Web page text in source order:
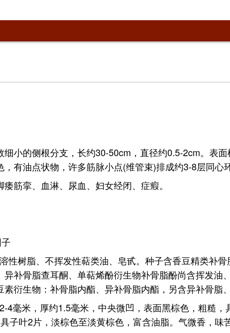
小的侧根分支，长约30-50cm，直径约0.5-2cm。表
有油点状物，许多筋脉小点(维管束)排成约3-8层同心
筋挛、血淋、尿血、妇女经闭、症瘕。
性树脂、不挥发性萜类油、皂甙。种子含香豆精类补
补骨脂查耳酮、单萜烯酚衍生物补骨脂酚尚含挥发油
衍生物：补骨脂内酯、异补骨脂内酯，另含异补骨脂
毫米，厚约1.5毫米，中央微凹，表面黑棕色，粗糙
叶2片，淡棕色至淡黄棕色，富含油脂。气微香，味苦